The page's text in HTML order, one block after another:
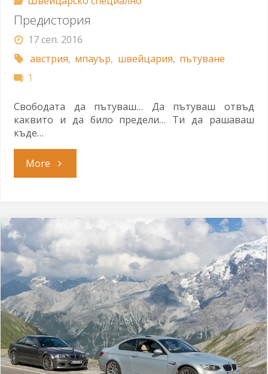
Предистория
17 сеп. 2016
австрия, мпауър, швейцария, пътуване
1
Свободата да пътуваш… Да пътуваш отвъд
каквито и да било предели… Ти да рашаваш
къде…
More"Предистория"